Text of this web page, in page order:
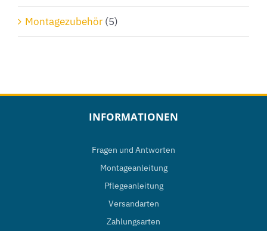
Montagezubehör (5)
INFORMATIONEN
Fragen und Antworten
Montageanleitung
Pflegeanleitung
Versandarten
Zahlungsarten